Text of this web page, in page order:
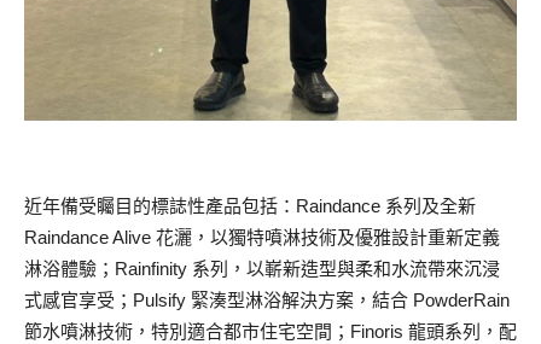
近年備受矚目的標誌性產品包括：Raindance 系列及全新
Raindance Alive 花灑，以獨特噴淋技術及優雅設計重新定義
淋浴體驗；Rainfinity 系列，以嶄新造型與柔和水流帶來沉浸
式感官享受；Pulsify 緊湊型淋浴解決方案，結合 PowderRain
節水噴淋技術，特別適合都市住宅空間；Finoris 龍頭系列，配